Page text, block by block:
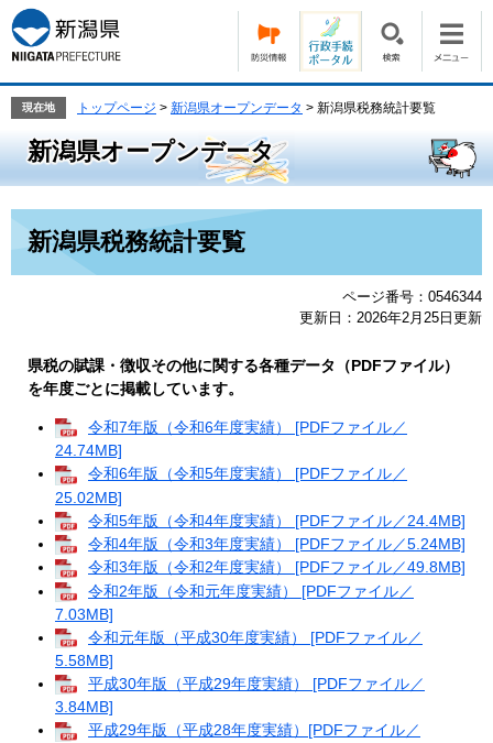
ー
ジ
の
ニ
ュ
ー
現在地 トップページ > 新潟県オープンデータ > 新潟県税務統計要覧
新潟県オープンデータ
新潟県税務統計要覧
ページ番号：0546344
更新日：2026年2月25日更新
県税の賦課・徴収その他に関する各種データ（PDFファイル）
を年度ごとに掲載しています。
令和7年版（令和6年度実績） [PDFファイル／
24.74MB]
令和6年版（令和5年度実績） [PDFファイル／
25.02MB]
令和5年版（令和4年度実績） [PDFファイル／24.4MB]
令和4年版（令和3年度実績） [PDFファイル／5.24MB]
令和3年版（令和2年度実績） [PDFファイル／49.8MB]
令和2年版（令和元年度実績） [PDFファイル／
7.03MB]
令和元年版（平成30年度実績） [PDFファイル／
5.58MB]
平成30年版（平成29年度実績） [PDFファイル／
3.84MB]
平成29年版（平成28年度実績）[PDFファイル／